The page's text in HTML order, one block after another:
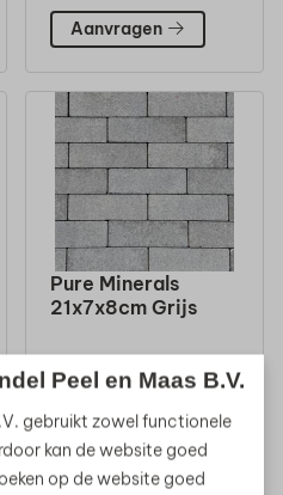
Aanvragen
Pure Minerals
21x7x8cm Grijs
Aanvragen
Peel en Maas B.V.
gebruikt zowel functionele
kan de website goed
op de website goed